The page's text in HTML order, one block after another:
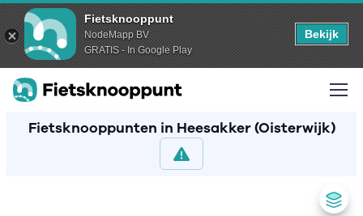
Fietsknooppunt
NodeMapp BV
GRATIS - In Google Play
Bekijk
Fietsknooppunten in Heesakker (Oisterwijk)